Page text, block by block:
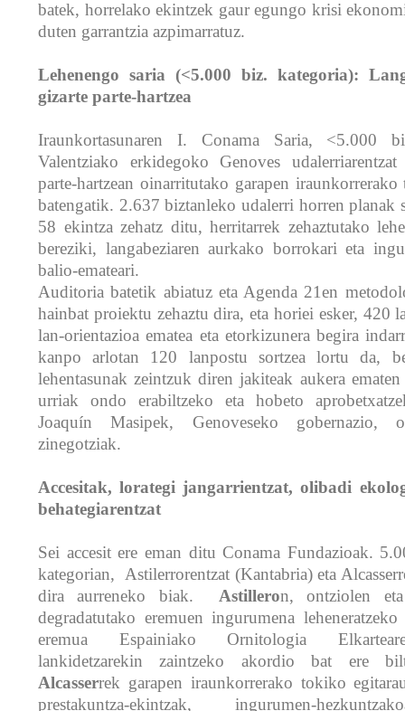
batek, horrelako ekintzek gaur egungo krisi
duten garrantzia azpimarratuz.
Lehenengo saria (<5.000 biz. kategoria):
gizarte parte-hartzea
Iraunkortasunaren I. Conama Saria, <5.000
Valentziako erkidegoko Genoves
parte-hartzean oinarritutako garapen
batengatik. 2.637 biztanleko udalerri horren planak
58 ekintza zehatz ditu, herritarrek zehaztutako
bereziki, langabeziaren aurkako borrokari eta
balio-emateari.
Auditoria batetik abiatuz eta Agenda 21en
hainbat proiektu zehaztu dira, eta horiei esker, 420
lan-orientazioa ematea eta etorkizunera begira
kanpo arlotan 120 lanpostu sortzea lortu da,
lehentasunak zeintzuk diren jakiteak aukera
urriak ondo erabiltzeko eta hobeto
Joaquín Masipek, Genoveseko gobernazio,
zinegotziak.
Accesitak, lorategi jangarrientzat, olibadi
behategiarentzat
Sei accesit ere eman ditu Conama Fundazioak.
kategorian, Astilerrorentzat (Kantabria) eta
dira aurreneko biak. Astilleron, ontziolen
degradatutako eremuen ingurumena
eremua Espainiako Ornitologia
lankidetzarekin zaintzeko akordio bat ere
Alcasserrek garapen iraunkorrerako tokiko
prestakuntza-ekintzak, ingurumen-